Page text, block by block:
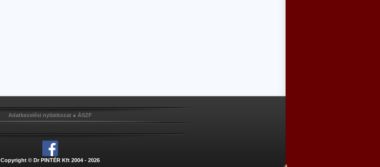
Adatkezelési nyilatkozat● ÁSZF
Copyright © Dr PINTÉR Kft 2004 - 2026